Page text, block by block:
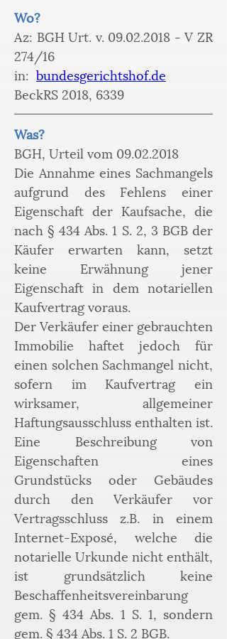
Wo?
Az: BGH Urt. v. 09.02.2018 - V ZR
274/16
in: bundesgerichtshof.de
BeckRS 2018, 6339
Was?
BGH, Urteil vom 09.02.2018
Die Annahme eines Sachmangels
aufgrund des Fehlens einer
Eigenschaft der Kaufsache, die
nach § 434 Abs. 1 S. 2, 3 BGB der
Käufer erwarten kann, setzt
keine Erwähnung jener
Eigenschaft in dem notariellen
Kaufvertrag voraus.
Der Verkäufer einer gebrauchten
Immobilie haftet jedoch für
einen solchen Sachmangel nicht,
sofern im Kaufvertrag ein
wirksamer, allgemeiner
Haftungsausschluss enthalten ist.
Eine Beschreibung von
Eigenschaften eines
Grundstücks oder Gebäudes
durch den Verkäufer vor
Vertragsschluss z.B. in einem
Internet-Exposé, welche die
notarielle Urkunde nicht enthält,
ist grundsätzlich keine
Beschaffenheitsvereinbarung
gem. § 434 Abs. 1 S. 1, sondern
gem. § 434 Abs. 1 S. 2 BGB.